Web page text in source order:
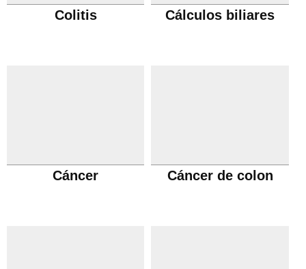
Colitis Cálculos biliares
Cáncer Cáncer de colon